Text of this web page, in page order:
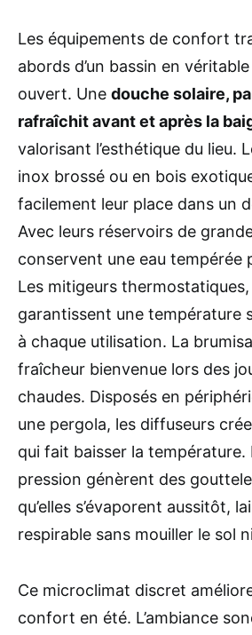
Les équipements de confort
abords d’un bassin en
ouvert. Une douche solaire,
rafraîchit avant et après la
valorisant l’esthétique du lieu.
inox brossé ou en bois
facilement leur place dans un
Avec leurs réservoirs de
conservent une eau tempérée
Les mitigeurs thermostatiques,
garantissent une température
à chaque utilisation. La
fraîcheur bienvenue lors des
chaudes. Disposés en
une pergola, les diffuseurs
qui fait baisser la température.
pression génèrent des
qu’elles s’évaporent aussitôt,
respirable sans mouiller le sol
Ce microclimat discret
confort en été. L’ambiance